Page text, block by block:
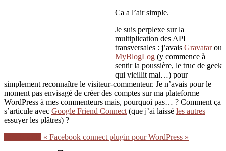
Ca a l’air simple.
Je suis perplexe sur la
multiplication des API
transversales : j’avais Gravatarou
MyBlogLog (y commence à
sentir la poussière, le truc de geek
qui vieillit mal…) pour
simplement reconnaître le visiteur-commenteur. Je n’avais pour le
moment pas envisagé de créer des comptes sur ma plateforme
WordPress à mes commenteurs mais, pourquoi pas… ? Comment ça
s’articule avec Google Friend Connect (que j’ai laissé les autres
essuyer les plâtres) ?
« Facebook connect plugin pour WordPress »